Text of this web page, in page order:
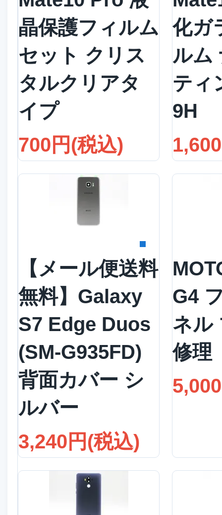
晶保護フィルム
セット クリス
タルクリアタ
イプ
700円(税込)
化ガ
ルム
ティ
9H
【メール便送料
無料】Galaxy
S7 Edge Duos
(SM-G935FD)
背面カバー シ
ルバー
3,240円(税込)
G4
ネル
修理